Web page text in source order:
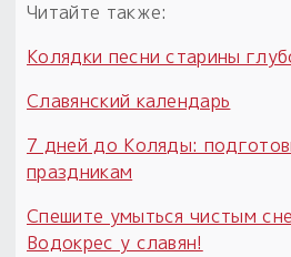
Читайте также:
Колядки песни старины
Славянский календарь
7 дней до Коляды:
праздникам
Спешите умыться чистым
Водокрес у славян!